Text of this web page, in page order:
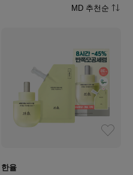
MD 추천순
한율